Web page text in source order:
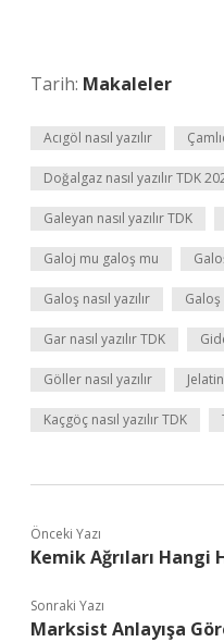
Tarih: Makaleler
Acıgöl nasıl yazılır
Doğalgaz nasıl yazılır TDK
Galeyan nasıl yazılır TDK
Galoj mu galoş mu
Galoş nasıl yazılır Galoş
Gar nasıl yazılır TDK
Göller nasıl yazılır
Kaçgöç nasıl yazılır TDK
Önceki Yazı
Kemik Ağrıları Hangi
Sonraki Yazı
Marksist Anlayışa